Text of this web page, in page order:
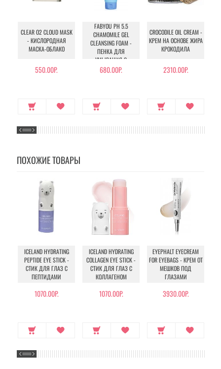
CLEAR O2 CLOUD MASK
- КИСЛОРОДНАЯ
МАСКА-ОБЛАКО
550.00Р.
FABYOU PH 5.5
CHAMOMILE GEL
CLEANSING FOAM -
ПЕНКА ДЛЯ
УМЫВАНИЯ С
РОМАШКОЙ
680.00Р.
CROCODILE OIL CREAM -
КРЕМ НА ОСНОВЕ ЖИРА
КРОКОДИЛА
2310.00Р.
ПОХОЖИЕ ТОВАРЫ
ICELAND HYDRATING
PEPTIDE EYE STICK -
СТИК ДЛЯ ГЛАЗ С
ПЕПТИДАМИ
1070.00Р.
ICELAND HYDRATING
COLLAGEN EYE STICK -
СТИК ДЛЯ ГЛАЗ С
КОЛЛАГЕНОМ
1070.00Р.
EYEPHALT EYECREAM
FOR EYEBAGS - КРЕМ ОТ
МЕШКОВ ПОД
ГЛАЗАМИ
3930.00Р.